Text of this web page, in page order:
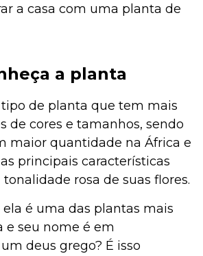
a casa com uma planta de
a planta
de planta que tem mais
de cores e tamanhos, sendo
maior quantidade na África e
principais características
rosa de suas flores.
ela é uma das plantas mais
e seu nome é em
deus grego? É isso